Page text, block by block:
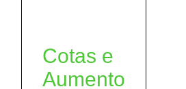
Cotas e
Aumento